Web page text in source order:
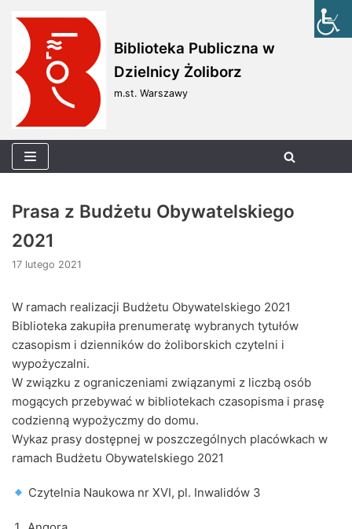
Skocz
do
treści
Biblioteka Publiczna w
Dzielnicy Żoliborz
m.st. Warszawy
Prasa z Budżetu Obywatelskiego
2021
17 lutego 2021
W ramach realizacji Budżetu Obywatelskiego 2021
Biblioteka zakupiła prenumeratę wybranych tytułów
czasopism i dzienników do żoliborskich czytelni i
wypożyczalni.
W związku z ograniczeniami związanymi z liczbą osób
mogących przebywać w bibliotekach czasopisma i prasę
codzienną wypożyczmy do domu.
Wykaz prasy dostępnej w poszczególnych placówkach w
ramach Budżetu Obywatelskiego 2021
Czytelnia Naukowa nr XVI, pl. Inwalidów 3